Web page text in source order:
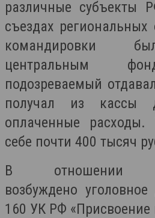
различные субъекты
съездах региональных
командировки
центральным
подозреваемый
получал из кассы
оплаченные
себе почти 400 тысяч
В отношении
возбуждено
160 УК РФ «Присвоение